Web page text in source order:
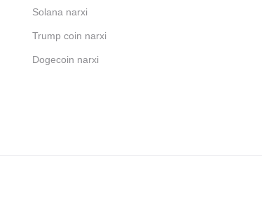
Solana narxi
Trump coin narxi
Dogecoin narxi